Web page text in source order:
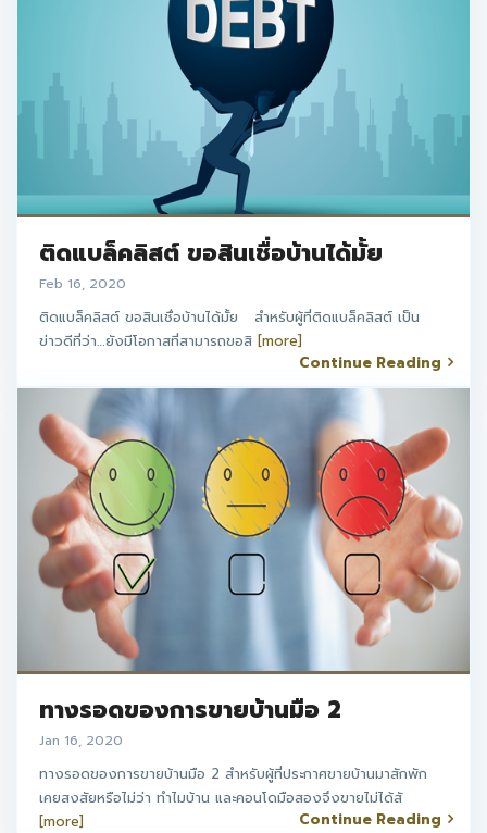
ติดแบล็คลิสต์ ขอสินเชื่อบ้านได้มั้ย
Feb 16, 2020
ติดแบล็คลิสต์ ขอสินเชื่อบ้านได้มั้ย สำหรับผู้ที่ติดแบล็คลิสต์ เป็น
ข่าวดีที่ว่า…ยังมีโอกาสที่สามารถขอสิ [more]
Continue Reading
ทางรอดของการขายบ้านมือ 2
Jan 16, 2020
ทางรอดของการขายบ้านมือ 2 สำหรับผู้ที่ประกาศขายบ้านมาสักพัก
เคยสงสัยหรือไม่ว่า ทำไมบ้าน และคอนโดมือสองจึงขายไม่ได้สั
[more]
Continue Reading